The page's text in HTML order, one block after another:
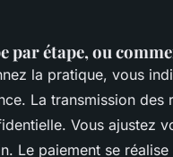
par étape, ou
la pratique, vous
La transmission des
Vous ajustez
. Le paiement se